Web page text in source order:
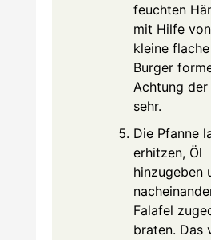
feuchten
mit Hilfe
kleine
Burger
Achtung
sehr.
Die Pfanne
erhitzen, Öl
hinzugeben
Falafel
braten. Das